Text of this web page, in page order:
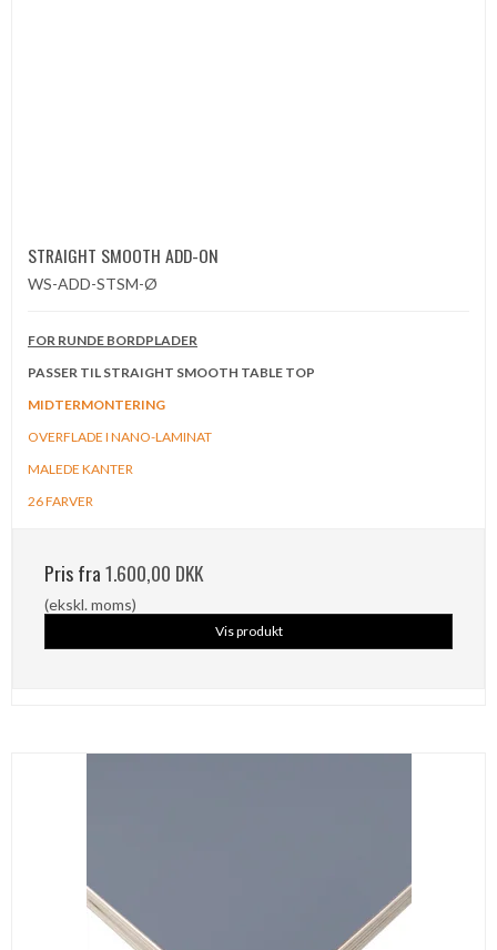
STRAIGHT SMOOTH ADD-ON
WS-ADD-STSM-Ø
FOR RUNDE BORDPLADER
PASSER TIL STRAIGHT SMOOTH TABLE TOP
MIDTERMONTERING
OVERFLADE I NANO-LAMINAT
MALEDE KANTER
26 FARVER
Pris fra1.600,00 DKK
(ekskl. moms)
Vis produkt